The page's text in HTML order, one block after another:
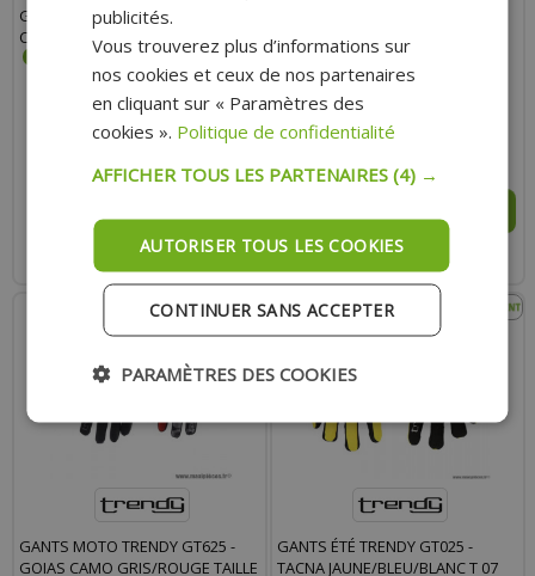
GANTS MOTO TRENDY GT225
CALLAO NOIR/ROUGE TAILLE XS
23.00 €
Expédition Rapide
CALLAO NOIR/GRIS TAILLE XS
23.00 €
Expédition Rapide
GANTS MOTO TRENDY GT625 -
GOIAS CAMO GRIS/ROUGE TAILLE
GANTS ÉTÉ TRENDY GT025 -
TACNA JAUNE/BLEU/BLANC T 07
publicités.
Vous trouverez plus d’informations sur
nos cookies et ceux de nos partenaires
en cliquant sur « Paramètres des
cookies ». Politique de confidentialité
AFFICHER TOUS LES PARTENAIRES(4) →
AUTORISER TOUS LES COOKIES
CONTINUER SANS ACCEPTER
PARAMÈTRES DES COOKIES